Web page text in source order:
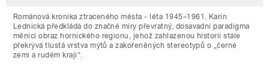
Románová kronika ztraceného města - léta 1945–1961. Karin
Lednická předkládá do značné míry převratný, dosavadní paradigma
měnící obraz hornického regionu, jehož zahlazenou historii stále
překrývá tlustá vrstva mýtů a zakořeněných stereotypů o „černé
zemi a rudém kraji“.